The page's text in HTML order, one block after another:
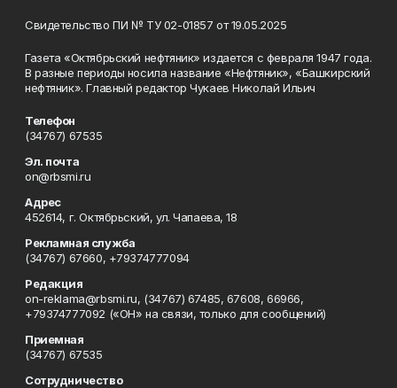
Свидетельство ПИ № ТУ 02-01857 от 19.05.2025
Газета «Октябрьский нефтяник» издается с февраля 1947 года.
В разные периоды носила название «Нефтяник», «Башкирский
нефтяник». Главный редактор Чукаев Николай Ильич
Телефон
(34767) 67535
Эл. почта
on@rbsmi.ru
Адрес
452614, г. Октябрьский, ул. Чапаева, 18
Рекламная служба
(34767) 67660, +79374777094
Редакция
on-reklama@rbsmi.ru, (34767) 67485, 67608, 66966,
+79374777092 («ОН» на связи, только для сообщений)
Приемная
(34767) 67535
Сотрудничество